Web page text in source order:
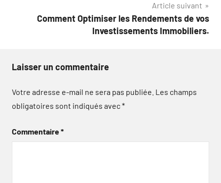
Article suivant
Comment Optimiser les Rendements de vos
Investissements Immobiliers.
Laisser un commentaire
Votre adresse e-mail ne sera pas publiée. Les champs
obligatoires sont indiqués avec*
Commentaire*